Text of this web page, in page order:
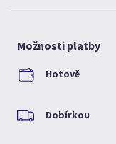
Možnosti platby
Hotově
Dobírkou